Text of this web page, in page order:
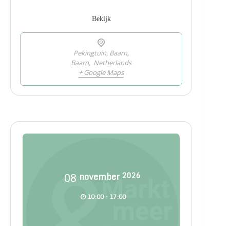
Bekijk
Pekingtuin, Baarn,
Baarn, Netherlands
+ Google Maps
08 november 2026
10:00 - 17:00